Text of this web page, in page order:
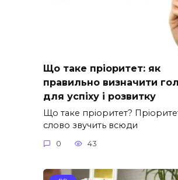
Що таке пріоритет: як
правильно визначити
для успіху і розвитку
Що таке пріоритет?
слово звучить всюди
0 43